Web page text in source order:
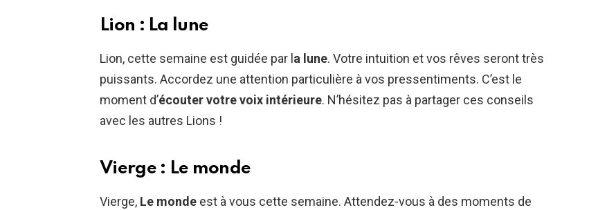
Lion : La lune
Lion, cette semaine est guidée par l a lune. Votre intuition et vos rêves seront très
puissants. Accordez une attention particulière à vos pressentiments. C’est le
moment d’écouter votre voix intérieure. N’hésitez pas à partager ces conseils
avec les autres Lions !
Vierge : Le monde
Vierge, Le monde est à vous cette semaine. Attendez-vous à des moments de